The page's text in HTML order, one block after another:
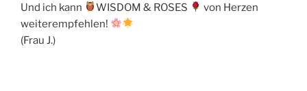
Und ich kann
WISDOM & ROSES
von Herzen
weiterempfehlen!
(Frau J.)